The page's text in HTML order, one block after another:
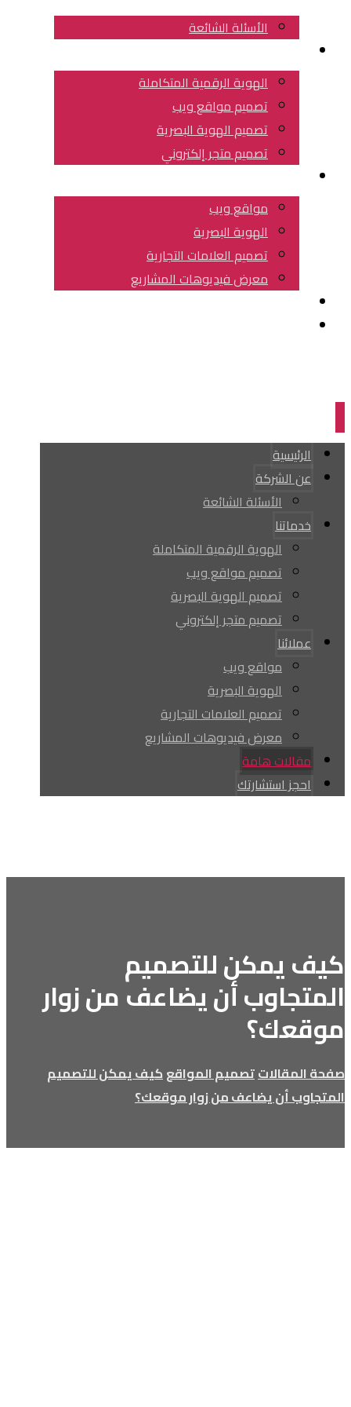
الأسئلة الشائعة
الهوية الرقمية المتكاملة
تصميم مواقع ويب
تصميم الهوية البصرية
تصميم متجر إلكتروني
مواقع ويب
الهوية البصرية
تصميم العلامات التجارية
معرض فيديوهات المشاريع
الرئيسية
عن الشركة
الأسئلة الشائعة
خدماتنا
الهوية الرقمية المتكاملة
تصميم مواقع ويب
تصميم الهوية البصرية
تصميم متجر إلكتروني
عملائنا
مواقع ويب
الهوية البصرية
تصميم العلامات التجارية
معرض فيديوهات المشاريع
مقالات هامة
احجز استشارتك
كيف يمكن للتصميم
المتجاوب أن يضاعف من زوار
موقعك؟
صفحة المقالاتتصميم المواقعكيف يمكن للتصميم
المتجاوب أن يضاعف من زوار موقعك؟